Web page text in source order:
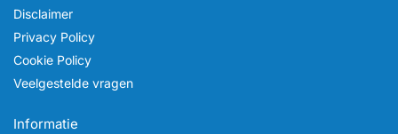
Disclaimer
Privacy Policy
Cookie Policy
Veelgestelde vragen
Informatie